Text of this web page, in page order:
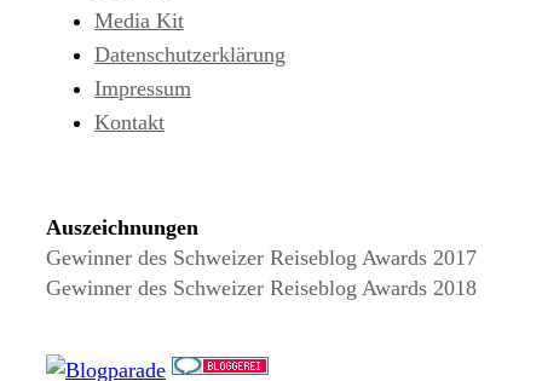
Media Kit
Datenschutzerklärung
Impressum
Kontakt
Auszeichnungen
Gewinner des Schweizer Reiseblog Awards 2017
Gewinner des Schweizer Reiseblog Awards 2018